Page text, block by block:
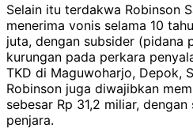
Selain itu terdakwa Robinson
menerima vonis selama 10
juta, dengan subsider (pidana
kurungan pada perkara
TKD di Maguwoharjo, Depok,
Robinson juga diwajibkan
sebesar Rp 31,2 miliar,
penjara.